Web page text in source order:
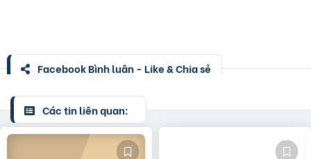
Facebook Bình luận - Like & Chia sẻ
Các tin liên quan: